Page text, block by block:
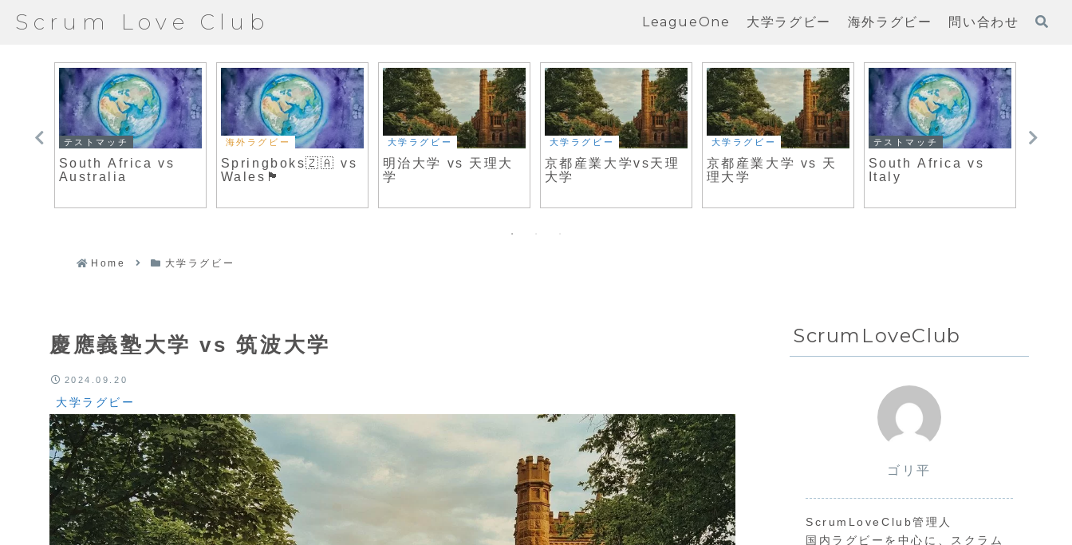
Scrum Love Club LeagueOne 大学ラグビー 海外ラグビー 問い合わせ
テストマッチ
South Africa vs
Australia
海外ラグビー
Springboks🇿🇦 vs
Wales🏴󠁧󠁢󠁷󠁬󠁳󠁿
大学ラグビー
明治大学 vs 天理大
学
大学ラグビー
京都産業大学vs天理
大学
大学ラグビー
京都産業大学 vs 天
理大学
テストマッチ
South Africa vs
Italy
大学ラ
Home 大学ラグビー
慶應義塾大学 vs 筑波大学
大学ラグビー
2024.09.20
ScrumLoveClub
ゴリ平
ScrumLoveClub管理人
国内ラグビーを中心に、スクラム